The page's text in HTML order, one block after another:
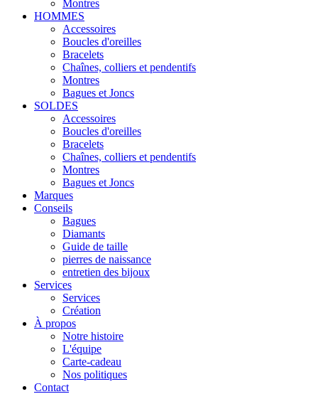
Montres
HOMMES
Accessoires
Boucles d'oreilles
Bracelets
Chaînes, colliers et pendentifs
Montres
Bagues et Joncs
SOLDES
Accessoires
Boucles d'oreilles
Bracelets
Chaînes, colliers et pendentifs
Montres
Bagues et Joncs
Marques
Conseils
Bagues
Diamants
Guide de taille
pierres de naissance
entretien des bijoux
Services
Services
Création
À propos
Notre histoire
L'équipe
Carte-cadeau
Nos politiques
Contact